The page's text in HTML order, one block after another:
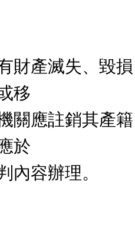
產滅失、毀損
移
關應註銷其產
於
內容辦理。